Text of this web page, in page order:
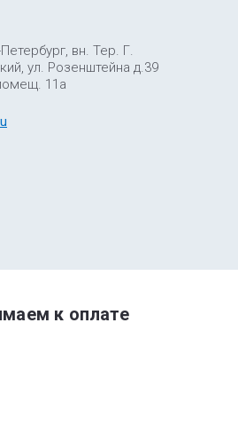
вн. Тер. Г.
ул. Розенштейна д.39
11а
к оплате